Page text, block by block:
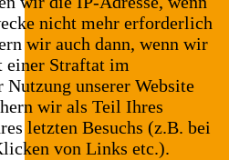
nicht mehr erforderlich
wir auch dann, wenn wir
einer Straftat im
Nutzung unserer Website
wir als Teil Ihres
letzten Besuchs (z.B. bei
von Links etc.).